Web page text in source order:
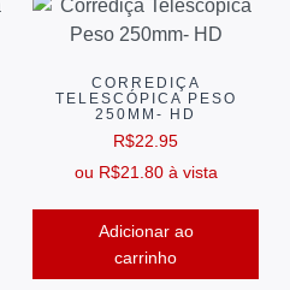
CORREDIÇA
TELESCÓPICA PESO
250MM- HD
R$22.95
ou R$21.80 à vista
Adicionar ao
carrinho